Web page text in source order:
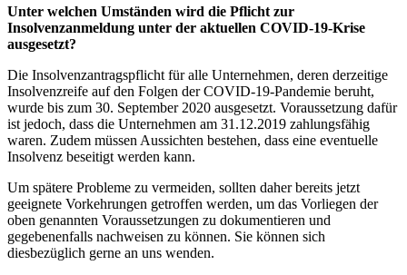
Unter welchen Umständen wird die Pflicht zur
Insolvenzanmeldung unter der aktuellen COVID-19-Krise
ausgesetzt?
Die Insolvenzantragspflicht für alle Unternehmen, deren derzeitige
Insolvenzreife auf den Folgen der COVID-19-Pandemie beruht,
wurde bis zum 30. September 2020 ausgesetzt. Voraussetzung dafür
ist jedoch, dass die Unternehmen am 31.12.2019 zahlungsfähig
waren. Zudem müssen Aussichten bestehen, dass eine eventuelle
Insolvenz beseitigt werden kann.
Um spätere Probleme zu vermeiden, sollten daher bereits jetzt
geeignete Vorkehrungen getroffen werden, um das Vorliegen der
oben genannten Voraussetzungen zu dokumentieren und
gegebenenfalls nachweisen zu können. Sie können sich
diesbezüglich gerne an uns wenden.